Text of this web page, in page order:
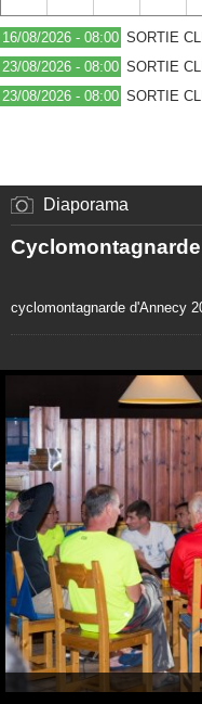
16/08/2026 - 08:00 SORTIE
23/08/2026 - 08:00 SORTIE
23/08/2026 - 08:00 SORTIE
Diaporama
cyclomontagnarde d'Annecy